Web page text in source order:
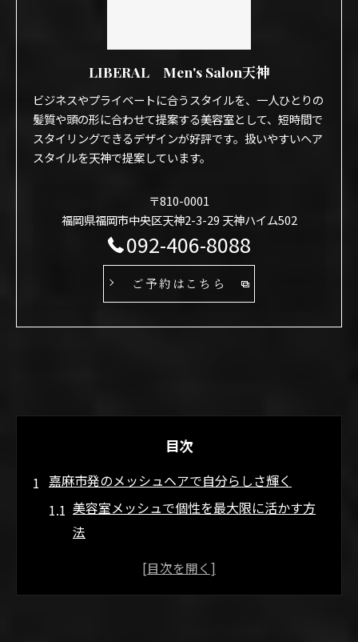
LIBERAL Men's Salon天神
ビジネスやプライベートに合うスタイルを、一人ひとりの
髪質や頭の形に合わせて提案する美容室として、短時間で
スタイリングできるデザインが好評です。扱いやすいヘア
スタイルを天神で提案しています。
〒810-0001
福岡県福岡市中央区天神2-3-29 天神ハイム502
092-406-8088
ご予約はこちら
目次
嘉麻市発のメッシュヘアで自分らしさ輝く
美容室メッシュで個性を最大限に活かす方
法
嘉麻市発のトレンド美容室メッシュ体験談